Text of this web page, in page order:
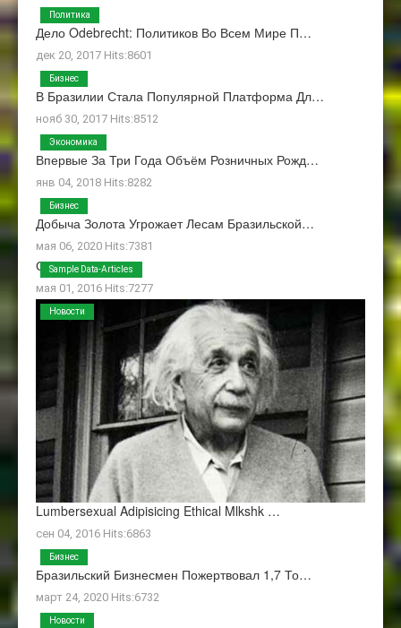
Дело Odebrecht: Политиков Во Всем Мире П…
дек 20, 2017 Hits:8601
Политика
В Бразилии Стала Популярной Платформа Дл…
нояб 30, 2017 Hits:8512
Бизнес
Впервые За Три Года Объём Розничных Рожд…
янв 04, 2018 Hits:8282
Экономика
Добыча Золота Угрожает Лесам Бразильской…
мая 06, 2020 Hits:7381
Бизнес
О Нас
мая 01, 2016 Hits:7277
Sample Data-Articles
Lumbersexual Adipisicing Ethical Mlkshk …
сен 04, 2016 Hits:6863
Новости
Бразильский Бизнесмен Пожертвовал 1,7 То…
март 24, 2020 Hits:6732
Бизнес
Новости